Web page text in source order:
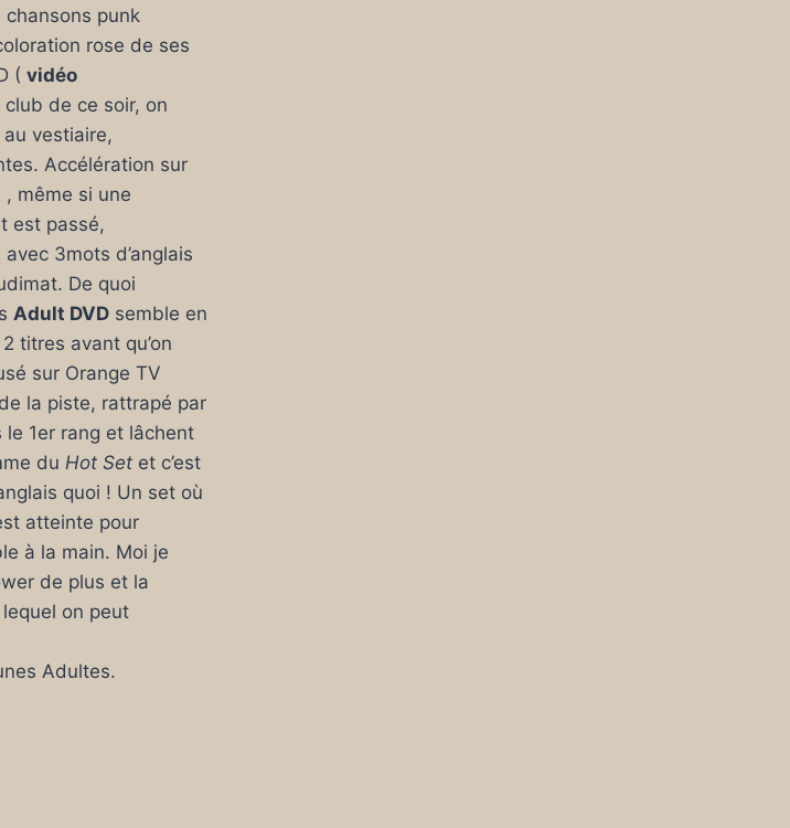
punk
rose de ses
( vidéo
de ce soir, on
vestiaire,
Accélération sur
même si une
est passé,
3mots d’anglais
De quoi
Adult DVD semble en
titres avant qu’on
sur Orange TV
la piste, rattrapé par
1er rang et lâchent
du Hot Set et c’est
quoi ! Un set où
atteinte pour
à la main. Moi je
de plus et la
on peut
Adultes.